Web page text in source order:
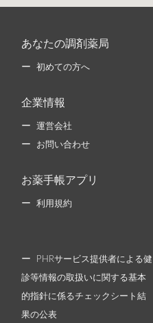
あなたの調剤薬局
初めての方へ
企業情報
運営会社
お問い合わせ
お薬手帳アプリ
利用規約
PHRサービス提供者による健
診等情報の取扱いに関する基本
的指針に係るチェックシート結
果の公表